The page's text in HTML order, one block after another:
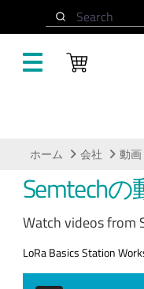
Search
ホーム 会社 動画
Semtechの
Watch videos from
LoRa Basics Station